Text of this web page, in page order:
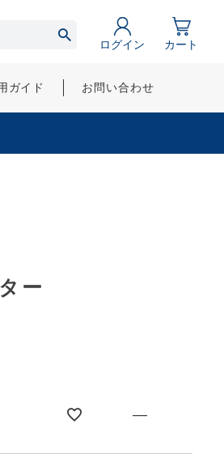
ログイン カート
ガイド お問い合わせ
ー
—